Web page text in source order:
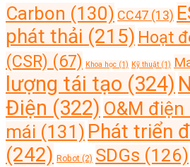
Carbon (130) CC47 (13)
phát thải (215) Hoạt
(CSR) (67) Khoa học (1) Kỹ thuật (1)
lượng tái tạo (324)
Điện (322) O&M
mái (131) Phát triển
(242) Robot (2) SDGs (126)